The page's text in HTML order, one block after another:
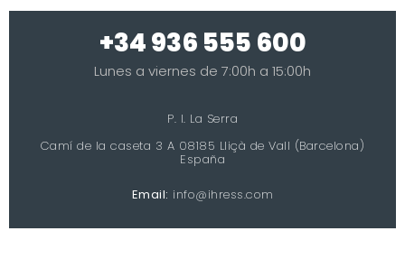
+34 936 555 600
Lunes a viernes de 7:00h a 15:00h
P. I. La Serra
Camí de la caseta 3 A 08185 Lliçà de Vall (Barcelona)
España
Email: info@ihress.com